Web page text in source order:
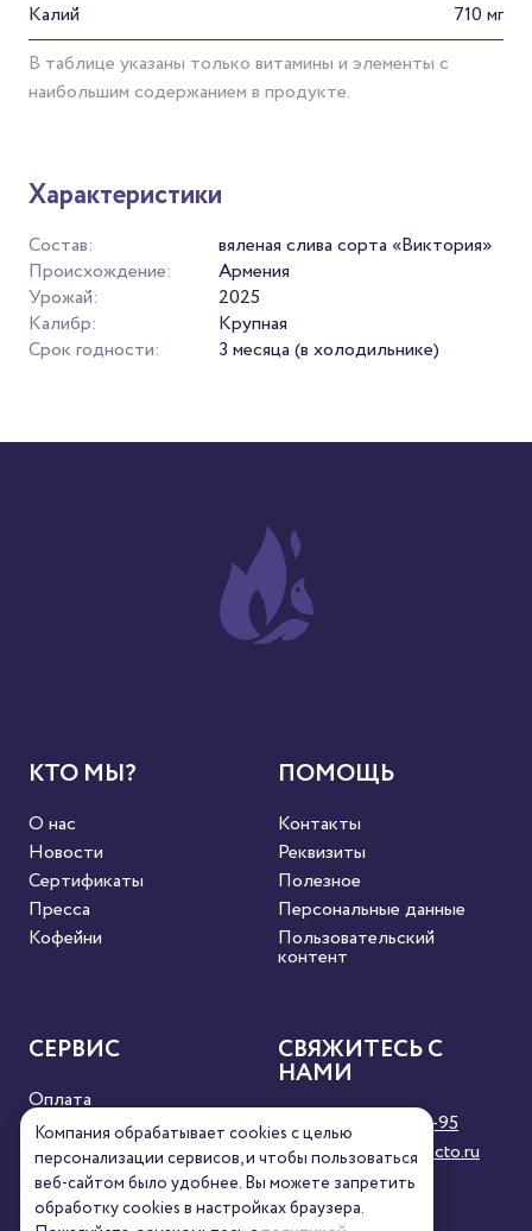
В таблице указаны только витамины и элементы с
наибольшим содержанием в продукте.
Калий
710 мг
Характеристики
Состав:
вяленая слива сорта «Виктория»
Происхождение:
Армения
Урожай:
2025
Калибр:
Крупная
Срок годности:
3 месяца (в холодильнике)
КТО МЫ?
О нас
Новости
Сертификаты
Пресса
Кофейни
ПОМОЩЬ
Контакты
Реквизиты
Полезное
Персональные данные
Пользовательский
контент
СЕРВИС
Оплата
Доставка
Условия продажи
Карта сайта
СВЯЖИТЕСЬ С
НАМИ
8 (800) 333-63-95
orders@torrefacto.ru
Компания обрабатывает cookies с целью
персонализации сервисов, и чтобы пользоваться
веб-сайтом было удобнее. Вы можете запретить
обработку сookies в настройках браузера.